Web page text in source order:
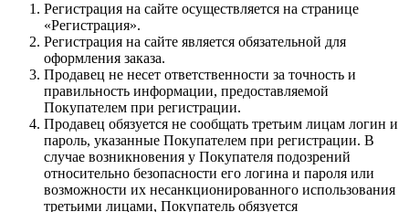
Регистрация на сайте осуществляется на странице
«Регистрация».
Регистрация на сайте является обязательной для
оформления заказа.
Продавец не несет ответственности за точность и
правильность информации, предоставляемой
Покупателем при регистрации.
Продавец обязуется не сообщать третьим лицам логин и
пароль, указанные Покупателем при регистрации. В
случае возникновения у Покупателя подозрений
относительно безопасности его логина и пароля или
возможности их несанкционированного использования
третьими лицами, Покупатель обязуется